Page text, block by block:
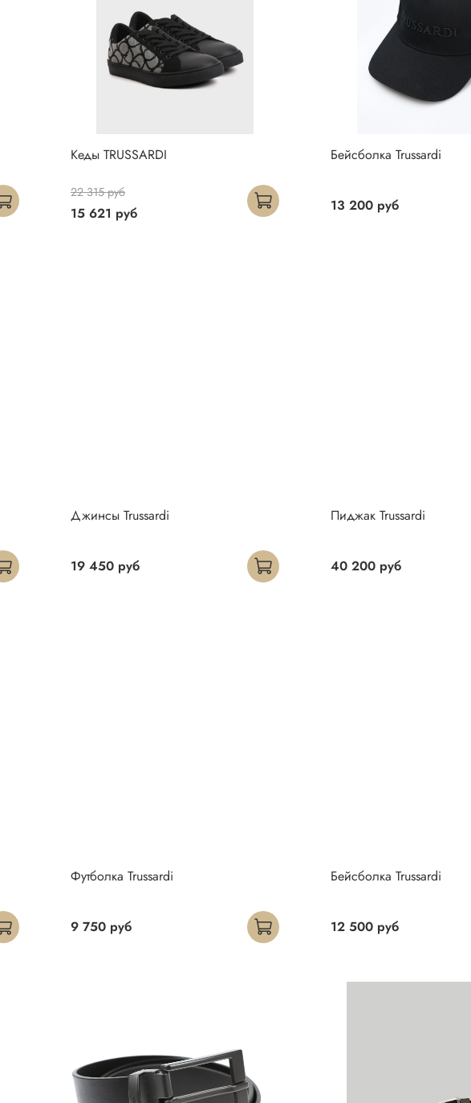
Кеды TRUSSARDI
15 621 руб
22 315 руб
Бейсболка Trussardi
13 200 руб
Джинсы Trussardi
19 450 руб
Пиджак Trussardi
40 200 руб
Футболка Trussardi
9 750 руб
Бейсболка Trussardi
12 500 руб